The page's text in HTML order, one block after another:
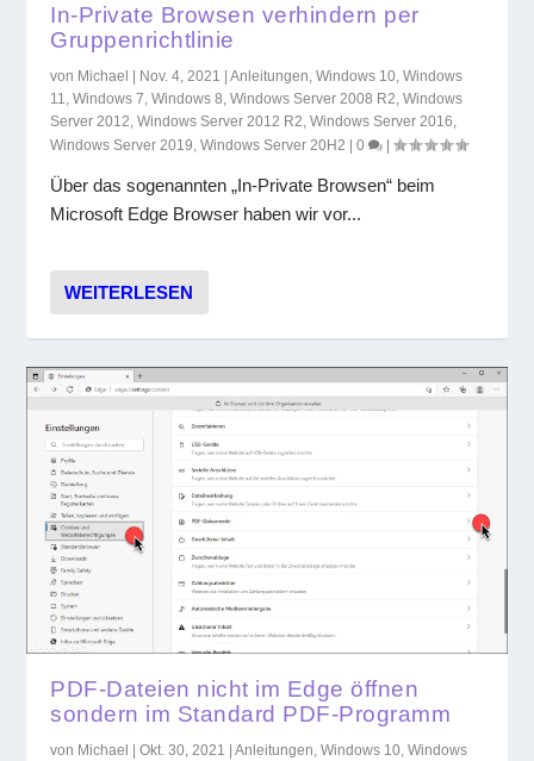
In-Private Browsen verhindern per
Gruppenrichtlinie
von Michael | Nov. 4, 2021 |Anleitungen,Windows 10,Windows
11,Windows 7,Windows 8,Windows Server 2008 R2,Windows
Server 2012,Windows Server 2012 R2,Windows Server 2016,
Windows Server 2019,Windows Server 20H2 |0 |
Über das sogenannten „In-Private Browsen“ beim
Microsoft Edge Browser haben wir vor...
WEITERLESEN
PDF-Dateien nicht im Edge öffnen
sondern im Standard PDF-Programm
von Michael |Okt. 30, 2021 |Anleitungen,Windows 10,Windows